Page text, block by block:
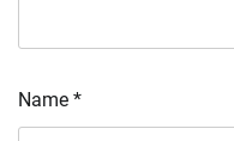
Name *